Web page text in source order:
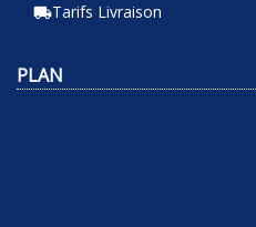
local_shippingTarifs Livraison
PLAN